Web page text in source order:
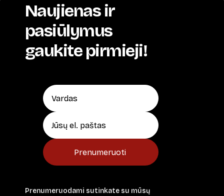
Naujienas ir
pasiūlymus
gaukite pirmieji!
Prenumeruoti
Prenumeruodami sutinkate su mūsų